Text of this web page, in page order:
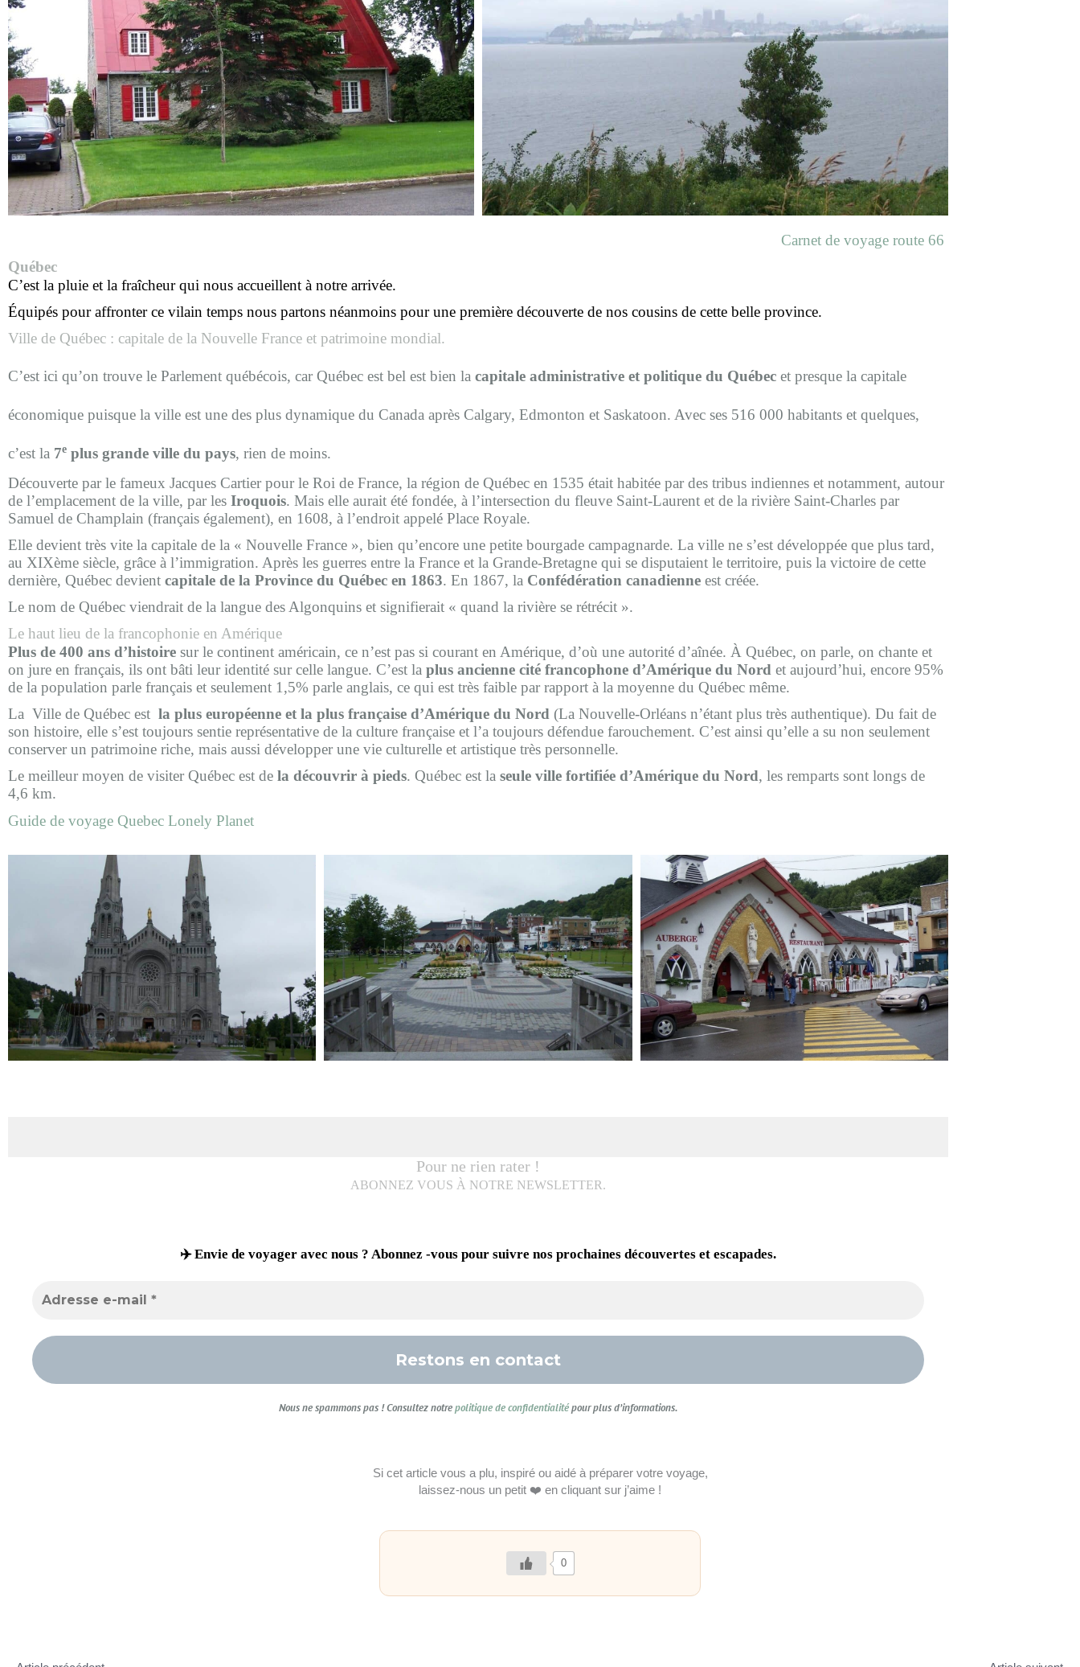
Carnet de voyage route 66
Québec
C’est la pluie et la fraîcheur qui nous accueillent à notre arrivée.
Équipés pour affronter ce vilain temps nous partons néanmoins pour une première découverte de nos cousins de cette belle province.
Ville de Québec : capitale de la Nouvelle France et patrimoine mondial.
C’est ici qu’on trouve le Parlement québécois, car Québec est bel est bien la capitale administrative et politique du Québec et presque la capitale
économique puisque la ville est une des plus dynamique du Canada après Calgary, Edmonton et Saskatoon. Avec ses 516 000 habitants et quelques,
c’est la 7e plus grande ville du pays, rien de moins.
Découverte par le fameux Jacques Cartier pour le Roi de France, la région de Québec en 1535 était habitée par des tribus indiennes et notamment, autour
de l’emplacement de la ville, par les Iroquois. Mais elle aurait été fondée, à l’intersection du fleuve Saint-Laurent et de la rivière Saint-Charles par
Samuel de Champlain (français également), en 1608, à l’endroit appelé Place Royale.
Elle devient très vite la capitale de la « Nouvelle France », bien qu’encore une petite bourgade campagnarde. La ville ne s’est développée que plus tard,
au XIXème siècle, grâce à l’immigration. Après les guerres entre la France et la Grande-Bretagne qui se disputaient le territoire, puis la victoire de cette
dernière, Québec devient capitale de la Province du Québec en 1863. En 1867, la Confédération canadienne est créée.
Le nom de Québec viendrait de la langue des Algonquins et signifierait « quand la rivière se rétrécit ».
Le haut lieu de la francophonie en Amérique
Plus de 400 ans d’histoire sur le continent américain, ce n’est pas si courant en Amérique, d’où une autorité d’aînée. À Québec, on parle, on chante et
on jure en français, ils ont bâti leur identité sur celle langue. C’est la plus ancienne cité francophone d’Amérique du Nord et aujourd’hui, encore 95%
de la population parle français et seulement 1,5% parle anglais, ce qui est très faible par rapport à la moyenne du Québec même.
La Ville de Québec est la plus européenne et la plus française d’Amérique du Nord (La Nouvelle-Orléans n’étant plus très authentique). Du fait de
son histoire, elle s’est toujours sentie représentative de la culture française et l’a toujours défendue farouchement. C’est ainsi qu’elle a su non seulement
conserver un patrimoine riche, mais aussi développer une vie culturelle et artistique très personnelle.
Le meilleur moyen de visiter Québec est de la découvrir à pieds. Québec est la seule ville fortifiée d’Amérique du Nord, les remparts sont longs de
4,6 km.
Guide de voyage Quebec Lonely Planet
Pour ne rien rater !
ABONNEZ VOUS À NOTRE NEWSLETTER.
✈️ Envie de voyager avec nous ? Abonnez -vous pour suivre nos prochaines découvertes et escapades.
Nous ne spammons pas ! Consultez notrepolitique de confidentialitépour plus d’informations.
Si cet article vous a plu, inspiré ou aidé à préparer votre voyage,
laissez-nous un petit ❤️ en cliquant sur j’aime !
0